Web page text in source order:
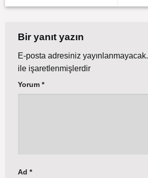
Bir yanıt yazın
E-posta adresiniz yayınlanmayacak.
ile işaretlenmişlerdir
Yorum *
Ad *